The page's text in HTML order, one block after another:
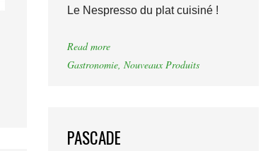
Le Nespresso du plat cuisiné !
Read more
Gastronomie, Nouveaux Produits
PASCADE